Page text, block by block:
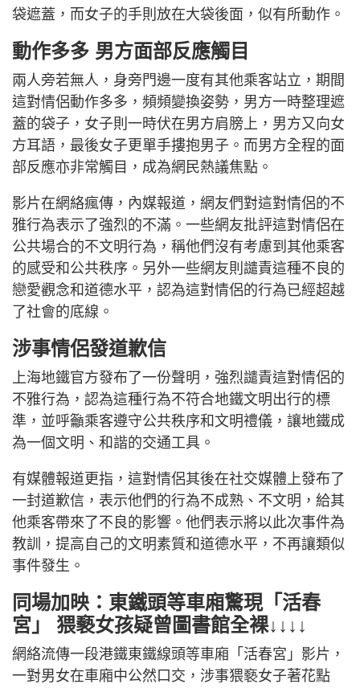
袋遮蓋，而女子的手則放在大袋後面，似有所動作。
動作多多 男方面部反應觸目
兩人旁若無人，身旁門邊一度有其他乘客站立，期間
這對情侶動作多多，頻頻變換姿勢，男方一時整理遮
蓋的袋子，女子則一時伏在男方肩膀上，男方又向女
方耳語，最後女子更單手摟抱男子。而男方全程的面
部反應亦非常觸目，成為網民熱議焦點。
影片在網絡瘋傳，內媒報道，網友們對這對情侶的不
雅行為表示了強烈的不滿。一些網友批評這對情侶在
公共場合的不文明行為，稱他們沒有考慮到其他乘客
的感受和公共秩序。另外一些網友則譴責這種不良的
戀愛觀念和道德水平，認為這對情侶的行為已經超越
了社會的底線。
涉事情侶發道歉信
上海地鐵官方發布了一份聲明，強烈譴責這對情侶的
不雅行為，認為這種行為不符合地鐵文明出行的標
準，並呼籲乘客遵守公共秩序和文明禮儀，讓地鐵成
為一個文明、和諧的交通工具。
有媒體報道更指，這對情侶其後在社交媒體上發布了
一封道歉信，表示他們的行為不成熟、不文明，給其
他乘客帶來了不良的影響。他們表示將以此次事件為
教訓，提高自己的文明素質和道德水平，不再讓類似
事件發生。
同場加映：東鐵頭等車廂驚現「活春
宮」 猥褻女孩疑曾圖書館全裸↓↓↓↓
網絡流傳一段港鐵東鐵線頭等車廂「活春宮」影片，
一對男女在車廂中公然口交，涉事猥褻女子著花點